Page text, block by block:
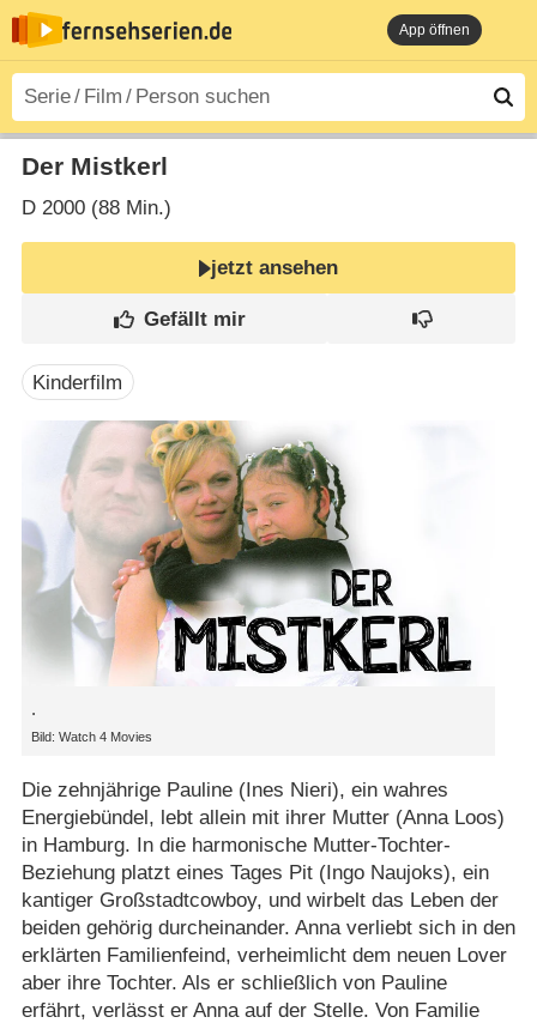
App öffnen
Der Mistkerl
D2000 (88 Min.)
jetzt ansehen
Kinderfilm
.
Bild: Watch 4 Movies
Die zehnjährige Pauline (Ines Nieri), ein wahres
Energiebündel, lebt allein mit ihrer Mutter (Anna Loos)
in Hamburg. In die harmonische Mutter-Tochter-
Beziehung platzt eines Tages Pit (Ingo Naujoks), ein
kantiger Großstadtcowboy, und wirbelt das Leben der
beiden gehörig durcheinander. Anna verliebt sich in den
erklärten Familienfeind, verheimlicht dem neuen Lover
aber ihre Tochter. Als er schließlich von Pauline
erfährt, verlässt er Anna auf der Stelle. Von Familie